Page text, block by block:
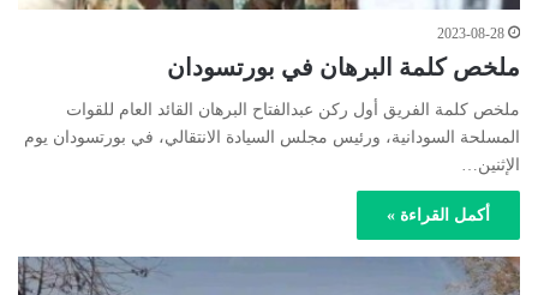
2023-08-28
ملخص كلمة البرهان في بورتسودان
ملخص كلمة الفريق أول ركن عبدالفتاح البرهان القائد العام للقوات
المسلحة السودانية، ورئيس مجلس السيادة الانتقالي، في بورتسودان يوم
الإثنين…
أكمل القراءة »